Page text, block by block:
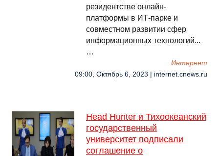
резидентстве онлайн-
платформы в ИТ-парке и
совместном развитии сфер
информационных технологий...
…
Интернет
09:00, Октябрь 6, 2023 | internet.cnews.ru
Head Hunter и Тихоокеанский
государственный
университет подписали
соглашение о